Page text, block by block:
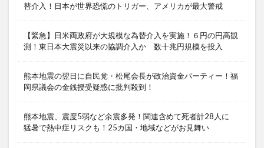
替介入！日本が世界恐慌のトリガー、アメリカが最大警戒
【緊急】日米両政府が大規模な為替介入を実施！６円の円高観
測！東日本大震災以来の協調介入か 数十兆円規模を投入
熊本地震の翌日に自民党・松尾会長が政治資金パーティー！福
岡県議会の金銭授受疑惑に批判殺到！
熊本地震、震度5弱など余震多発！関連含めて死者計28人に
猛暑で熱中症リスクも！25カ国・地域などがお見舞い